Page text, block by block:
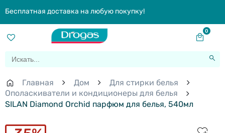
Бесплатная доставка на любую покупку!
0
Главная Дом
Для стирки белья
Ополаскиватели и кондиционеры для белья
SILAN Diamond Orchid парфюм для белья, 540мл